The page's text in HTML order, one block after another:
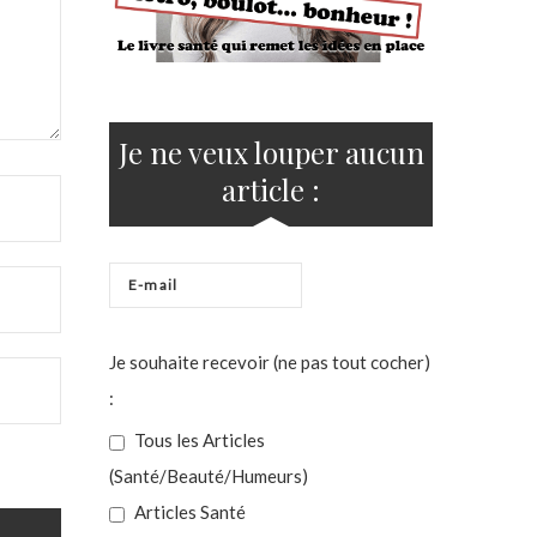
Je ne veux louper aucun
article :
Je souhaite recevoir (ne pas tout cocher)
:
Tous les Articles
(Santé/Beauté/Humeurs)
Articles Santé